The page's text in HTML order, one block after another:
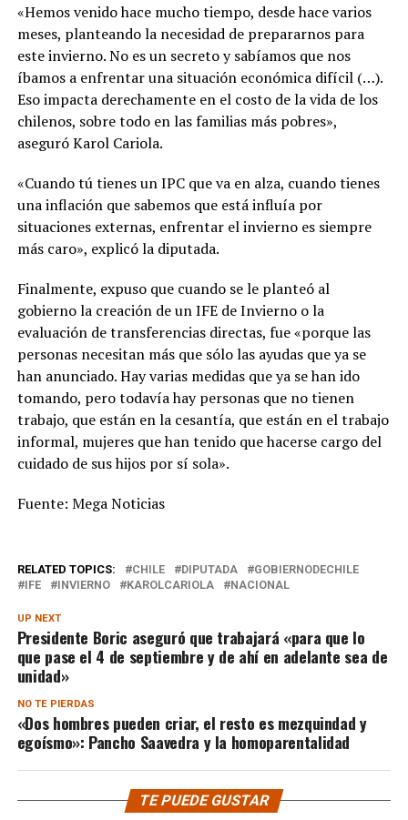
«Hemos venido hace mucho tiempo, desde hace varios
meses, planteando la necesidad de prepararnos para
este invierno. No es un secreto y sabíamos que nos
íbamos a enfrentar una situación económica difícil (…).
Eso impacta derechamente en el costo de la vida de los
chilenos, sobre todo en las familias más pobres»,
aseguró Karol Cariola.
«Cuando tú tienes un IPC que va en alza, cuando tienes
una inflación que sabemos que está influía por
situaciones externas, enfrentar el invierno es siempre
más caro», explicó la diputada.
Finalmente, expuso que cuando se le planteó al
gobierno la creación de un IFE de Invierno o la
evaluación de transferencias directas, fue «porque las
personas necesitan más que sólo las ayudas que ya se
han anunciado. Hay varias medidas que ya se han ido
tomando, pero todavía hay personas que no tienen
trabajo, que están en la cesantía, que están en el trabajo
informal, mujeres que han tenido que hacerse cargo del
cuidado de sus hijos por sí sola».
Fuente: Mega Noticias
RELATED TOPICS: CHILE DIPUTADA
GOBIERNODECHILE
IFE
INVIERNO KAROLCARIOLA NACIONAL
UP NEXT
Presidente Boric aseguró que trabajará «para que lo
que pase el 4 de septiembre y de ahí en adelante sea de
unidad»
NO TE PIERDAS
«Dos hombres pueden criar, el resto es mezquindad y
egoísmo»: Pancho Saavedra y la homoparentalidad
TE PUEDE GUSTAR